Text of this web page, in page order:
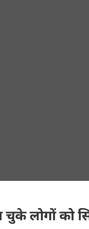
लोगों को